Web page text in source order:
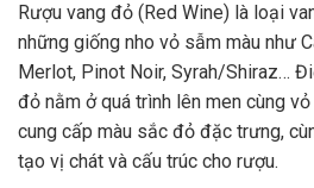
Rượu vang đỏ (Red Wine) là loại
những giống nho vỏ sẫm màu như
Merlot, Pinot Noir, Syrah/Shiraz…
đỏ nằm ở quá trình lên men cùng
cung cấp màu sắc đỏ đặc trưng,
tạo vị chát và cấu trúc cho rượu.